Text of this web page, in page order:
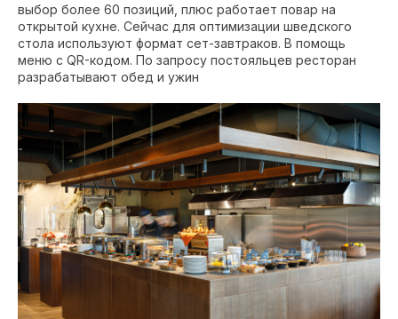
выбор более 60 позиций, плюс работает повар на
открытой кухне. Сейчас для оптимизации шведского
стола используют формат сет-завтраков. В помощь
меню с QR-кодом. По запросу постояльцев ресторан
разрабатывают обед и ужин